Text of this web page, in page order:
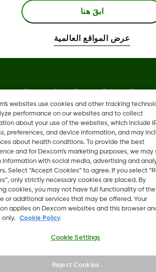
Dexcom، وDexcom Clarity، وDexcom Follow، وDexcom One،
وDexcom Share، وShare هي علامات تجارية أو علامات مُسجلة في
كذلك في بلدان أخرى.
تغيير المنطقة
Dexcom's websites use cookies and other tracking
to analyze performance on our websites and to
information about your use of the websites, which
address, preferences, and device information, and
inferences about health conditions. To provide the
experience and for Dexcom’s marketing purposes,
certain information with social media, advertising
partners. Select “Accept Cookies” to agree. If you
Cookies”, only strictly necessary cookies are placed.
rejecting cookies, you may not have full functionality
website or additional services that may be offered.
selection applies on Dexcom websites and this
device only. Cookie Policy
Cookie Settings
Reject Cookies
ابقَ هنا
عرض المواقع العالمية